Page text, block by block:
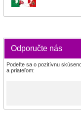
Odporučte nás
Podeľte sa o pozitívnu
a priateľom: